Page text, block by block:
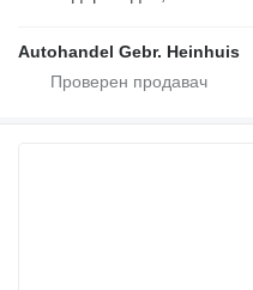
Autohandel Gebr. Heinhuis